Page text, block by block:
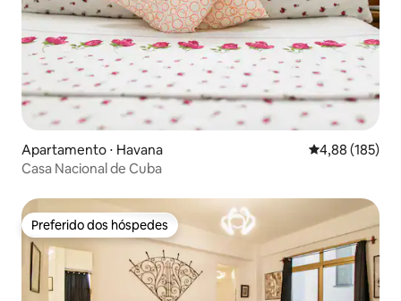
Apartamento ⋅ Havana 4,88 de uma
4,88 (185)
Casa Nacional de Cuba
Preferido dos hóspedes
Preferido dos hóspedes